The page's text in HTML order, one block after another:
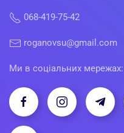
068-419-75-42
roganovsu@gmail.com
Ми в соціальних мережах: